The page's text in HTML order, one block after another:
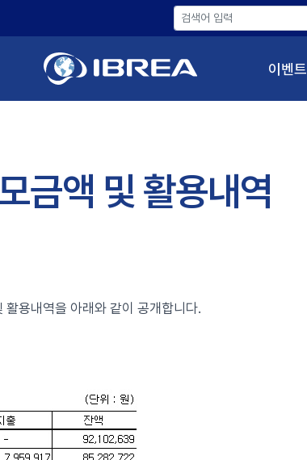
이벤트
금액 및 활용내역
용내역을 아래와 같이 공개합니다.